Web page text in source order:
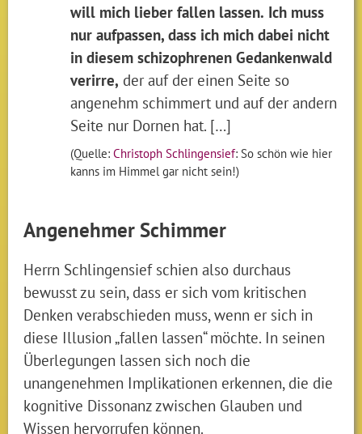
will mich lieber fallen lassen. Ich muss
nur aufpassen, dass ich mich dabei nicht
in diesem schizophrenen Gedankenwald
verirre, der auf der einen Seite so
angenehm schimmert und auf der andern
Seite nur Dornen hat. […]
(Quelle: Christoph Schlingensief: So schön wie hier
kanns im Himmel gar nicht sein!)
Angenehmer Schimmer
Herrn Schlingensief schien also durchaus
bewusst zu sein, dass er sich vom kritischen
Denken verabschieden muss, wenn er sich in
diese Illusion „fallen lassen“ möchte. In seinen
Überlegungen lassen sich noch die
unangenehmen Implikationen erkennen, die die
kognitive Dissonanz zwischen Glauben und
Wissen hervorrufen können.